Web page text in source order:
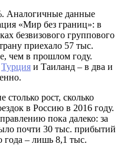
Аналогичные данные
«Мир без границ»: в
безвизового группового
приехало 57 тыс.
чем в прошлом году.
Турция и Таиланд – в два и
столько рост, сколько
в Россию в 2016 году.
пока далеко: за
почти 30 тыс. прибытий
года – лишь 8,1 тыс.